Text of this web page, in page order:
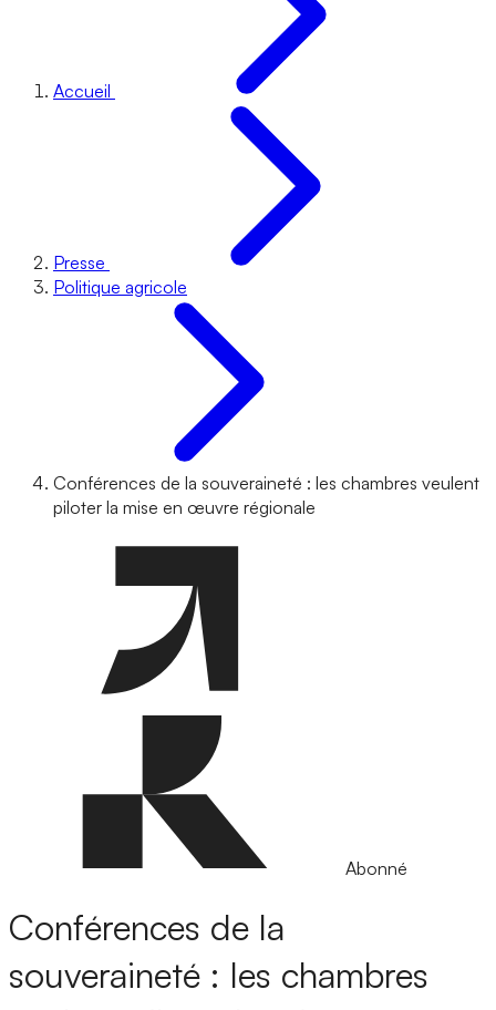
Accueil
Presse
Politique agricole
Conférences de la souveraineté : les chambres veulent
piloter la mise en œuvre régionale
Abonné
Conférences de la
souveraineté : les chambres